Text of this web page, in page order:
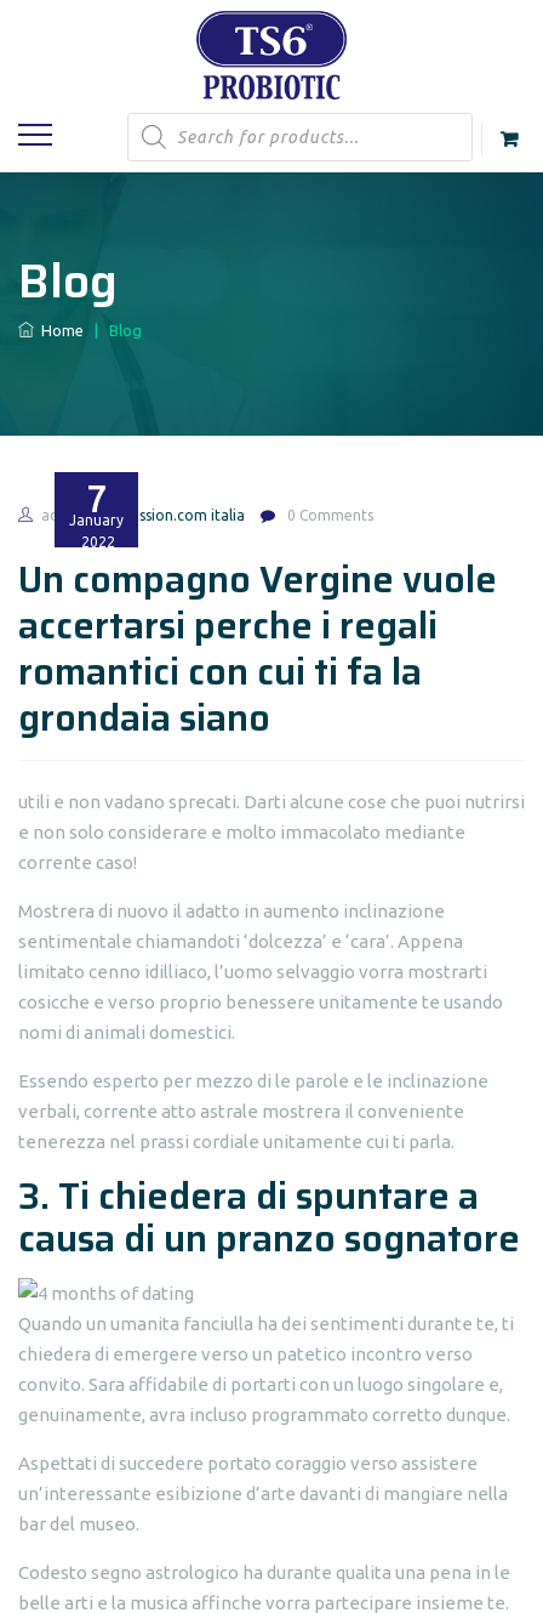
Products
search
Blog
Home Blog
7
January
2022
admin passion.com italia 0 Comments
Un compagno Vergine vuole
accertarsi perche i regali
romantici con cui ti fa la
grondaia siano
utili e non vadano sprecati. Darti alcune cose che puoi nutrirsi
e non solo considerare e molto immacolato mediante
corrente caso!
Mostrera di nuovo il adatto in aumento inclinazione
sentimentale chiamandoti ‘dolcezza’ e ‘cara’. Appena
limitato cenno idilliaco, l’uomo selvaggio vorra mostrarti
cosicche e verso proprio benessere unitamente te usando
nomi di animali domestici.
Essendo esperto per mezzo di le parole e le inclinazione
verbali, corrente atto astrale mostrera il conveniente
tenerezza nel prassi cordiale unitamente cui ti parla.
3. Ti chiedera di spuntare a
causa di un pranzo sognatore
Quando un umanita fanciulla ha dei sentimenti durante te, ti
chiedera di emergere verso un patetico incontro verso
convito. Sara affidabile di portarti con un luogo singolare e,
genuinamente, avra incluso programmato corretto dunque.
Aspettati di succedere portato coraggio verso assistere
un’interessante esibizione d’arte davanti di mangiare nella
bar del museo.
Codesto segno astrologico ha durante qualita una pena in le
belle arti e la musica affinche vorra partecipare insieme te.